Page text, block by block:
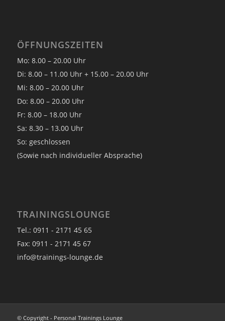
ÖFFNUNGSZEITEN
Mo: 8.00 – 20.00 Uhr
Di: 8.00 – 11.00 Uhr + 15.00 – 20.00 Uhr
Mi: 8.00 – 20.00 Uhr
Do: 8.00 – 20.00 Uhr
Fr: 8.00 – 18.00 Uhr
Sa: 8.30 – 13.00 Uhr
So: geschlossen
(Sowie nach individueller Absprache)
TRAININGSLOUNGE
Tel.: 0911 - 2171 45 65
Fax: 0911 - 2171 45 67
info@trainings-lounge.de
© Copyright - Personal Trainings Lounge